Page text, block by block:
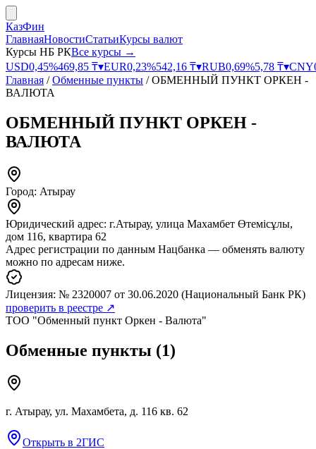
КазФин
ГлавнаяНовостиСтатьиКурсы валют
Курсы НБ РКВсе курсы →
USD0,45%469,85 ₸▾EUR0,23%542,16 ₸▾RUB0,69%5,78 ₸▾CNY
Главная /Обменные пункты /ОБМЕННЫЙ ПУНКТ ОРКЕН -
ВАЛЮТА
ОБМЕННЫЙ ПУНКТ ОРКЕН -
ВАЛЮТА
Город: Атырау
Юридический адрес: г.Атырау, улица Махамбет Өтемісұлы,
дом 116, квартира 62
Адрес регистрации по данным Нацбанка — обменять валюту
можно по адресам ниже.
Лицензия: № 2320007 от 30.06.2020 (Национальный Банк РК)
проверить в реестре ↗
ТОО "Обменный пункт Оркен - Валюта"
Обменные пункты (1)
г. Атырау, ул. Махамбета, д. 116 кв. 62
Открыть в 2ГИС